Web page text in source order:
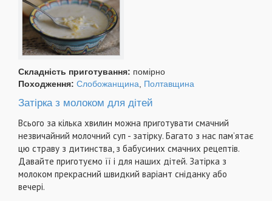
Складність приготування: помірно
Походження: Слобожанщина Полтавщина
Затірка з молоком для дітей
Всього за кілька хвилин можна приготувати смачний
незвичайний молочний суп - затірку. Багато з нас пам’ятає
цю страву з дитинства, з бабусиних смачних рецептів.
Давайте приготуємо її і для наших дітей. Затірка з
молоком прекрасний швидкий варіант сніданку або
вечері.